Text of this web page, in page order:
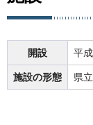
開設 平
施設の形態 県